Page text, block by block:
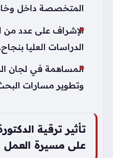
المتخصصة داخل
الإشراف على عدد من
الدراسات العليا بنجاح.
المساهمة في لجان
وتطوير مسارات
تأثير ترقية
على مسيرة العمل